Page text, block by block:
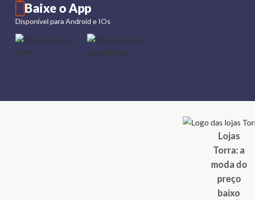
Baixe o App
Disponível para Android e IOs
Lojas
Torra: a
moda do
preço
baixo